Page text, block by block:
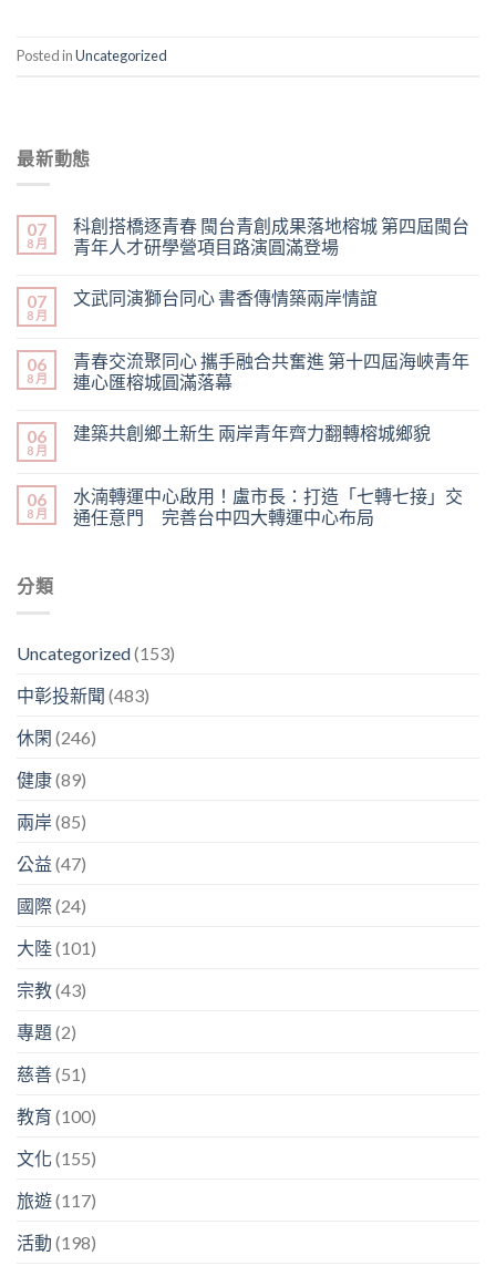
Posted inUncategorized
最新動態
07
8 月
科創搭橋逐青春 閩台青創成果落地榕城 第四屆閩台
青年人才研學營項目路演圓滿登場
07
8 月
文武同演獅台同心 書香傳情築兩岸情誼
06
8 月
青春交流聚同心 攜手融合共奮進 第十四屆海峽青年
連心匯榕城圓滿落幕
06
8 月
建築共創鄉土新生 兩岸青年齊力翻轉榕城鄉貌
06
8 月
水湳轉運中心啟用！盧市長：打造「七轉七接」交
通任意門 完善台中四大轉運中心布局
分類
Uncategorized(153)
中彰投新聞 (483)
休閑 (246)
健康(89)
兩岸(85)
公益 (47)
國際(24)
大陸(101)
宗教(43)
專題(2)
慈善(51)
教育 (100)
文化 (155)
旅遊(117)
活動 (198)